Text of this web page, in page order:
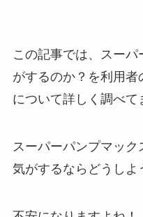
この記事では、スー
がするのか？を利用
について詳しく調べて
スーパーパンプマック
気がするならどうしよ